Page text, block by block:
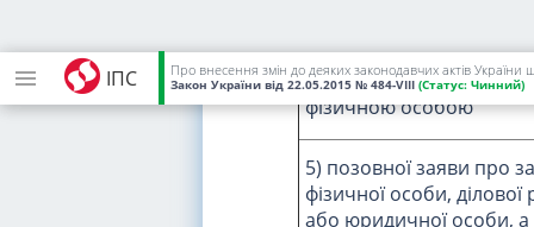
ІПС Про внесення змін до деяких законодавчих актів України
Закон України від 22.05.2015 № 484-VIII (Статус: Чинний)
підприємцем
фізичною особою
5) позовної заяви про
фізичної особи, ділової
або юридичної особи, а